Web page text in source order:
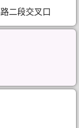
二段交叉口